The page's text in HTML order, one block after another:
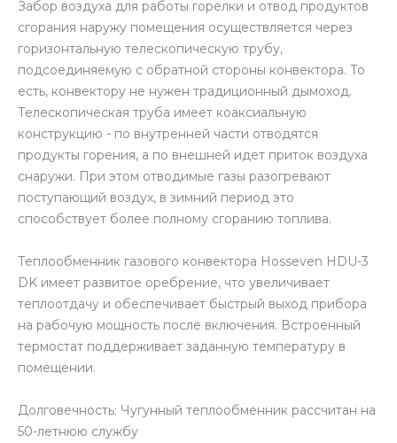
Забор воздуха для работы горелки и отвод продуктов
сгорания наружу помещения осуществляется через
горизонтальную телескопическую трубу,
подсоединяемую с обратной стороны конвектора. То
есть, конвектору не нужен традиционный дымоход.
Телескопическая труба имеет коаксиальную
конструкцию - по внутренней части отводятся
продукты горения, а по внешней идет приток воздуха
снаружи. При этом отводимые газы разогревают
поступающий воздух, в зимний период это
способствует более полному сгоранию топлива.
Теплообменник газового конвектора Hosseven HDU-3
DK имеет развитое оребрение, что увеличивает
теплоотдачу и обеспечивает быстрый выход прибора
на рабочую мощность после включения. Встроенный
термостат поддерживает заданную температуру в
помещении.
Долговечность: Чугунный теплообменник рассчитан на
50-летнюю службу